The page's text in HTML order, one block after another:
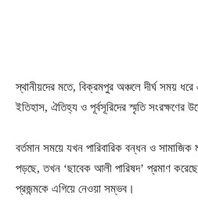
স্থানীয়দের মতে, বিক্রমপুর অঞ্চলে দীর্ঘ সময় ধরে
ইতিহাস, ঐতিহ্য ও পূর্বসূরিদের স্মৃতি সংরক্ষণের
বর্তমান সময়ে যখন পারিবারিক বন্ধন ও সামাজিক
পড়ছে, তখন ‘ছাবেক আলী পারিষদ’ প্রমাণ
প্রজন্মকে এগিয়ে নেওয়া সম্ভব।